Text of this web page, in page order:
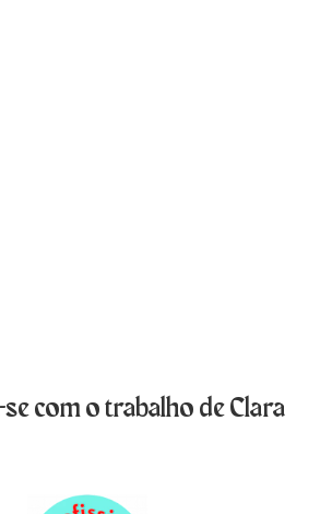
se com o trabalho de Clara